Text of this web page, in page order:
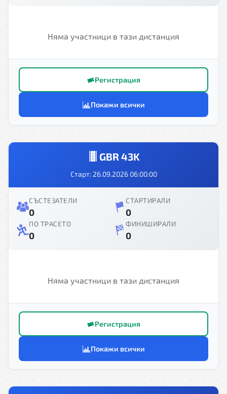
Няма участници в тази дистанция
Регистрация
Покажи всички
GBR 43K
Старт: 26.09.2026 06:00:00
СЪСТЕЗАТЕЛИ
0
СТАРТИРАЛИ
0
ПО ТРАСЕТО
0
ФИНИШИРАЛИ
0
Няма участници в тази дистанция
Регистрация
Покажи всички